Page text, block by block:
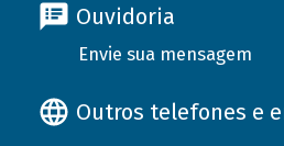
Ouvidoria
Envie sua mensagem
Outros telefones e